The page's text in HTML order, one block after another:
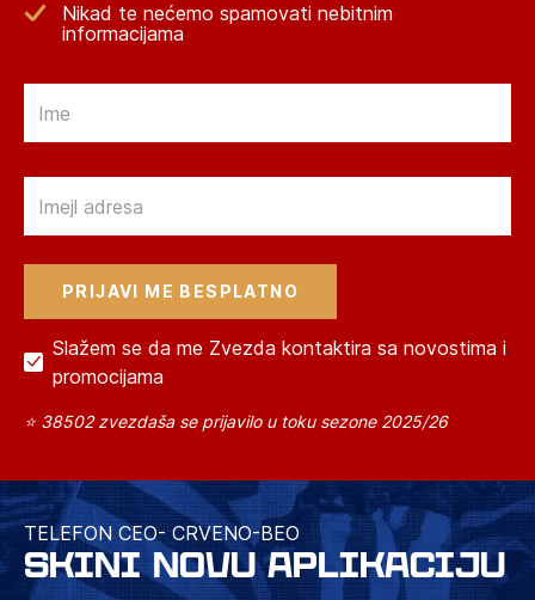
Nikad te nećemo spamovati nebitnim
informacijama
Slažem se da me Zvezda kontaktira sa novostima i
promocijama
⭐ 38502 zvezdaša se prijavilo u toku sezone 2025/26
TELEFON CEO- CRVENO-BEO
SKINI NOVU APLIKACIJU